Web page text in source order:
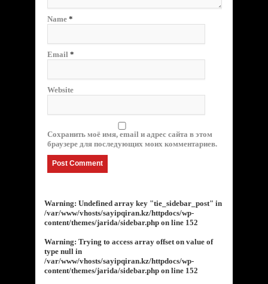
Name *
Email *
Website
Сохранить моё имя, email и адрес сайта в этом
браузере для последующих моих комментариев.
Warning: Undefined array key "tie_sidebar_post" in
/var/www/vhosts/sayipqiran.kz/httpdocs/wp-
content/themes/jarida/sidebar.php on line 152
Warning: Trying to access array offset on value of
type null in
/var/www/vhosts/sayipqiran.kz/httpdocs/wp-
content/themes/jarida/sidebar.php on line 152